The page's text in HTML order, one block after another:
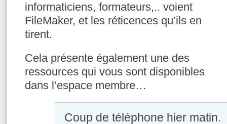
informaticiens, formateurs,.. voient
FileMaker, et les réticences qu’ils en
tirent.
Cela présente également une des
ressources qui vous sont disponibles
dans l’espace membre…
Coup de téléphone hier matin.